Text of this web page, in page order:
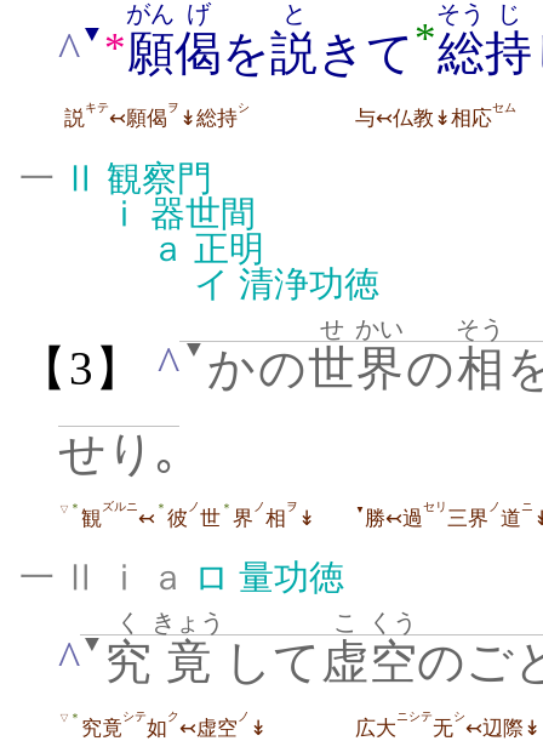
^▼ *願
がん
偈
げ
を説
と
きて*総
そう
持
じ
説キテ↢願偈ヲ ↡総持シ 与↢仏教↡相応セム
一 Ⅱ 観察門
ⅰ
器世間
ａ 正明
イ 清浄功徳
【3】 ^▼かの世
せ
界
かい
の相
そう
せり｡
▽ ＊ 観ズルニ↢ ＊ 彼 ノ世 ＊ 界 ノ相ヲ ↡ ▼ 勝↢過セリ三界 ノ道ニ
一 Ⅱ ⅰ ａ ロ 量功徳
^▼究
く
竟
きょう
して 虚
こ
空
くう
のご
▽ ＊ 究竟シテ如ク↢虚空 ノ ↡ 広大 ニシテ无シ↢辺際↡